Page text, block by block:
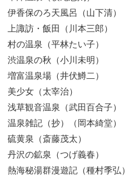
伊香保のろ天風呂（山下清）
上諏訪・飯田（川本三郎）
村の温泉（平林たい子）
渋温泉の秋（小川未明）
増富温泉場（井伏鱒二）
美少女（太宰治）
浅草観音温泉（武田百合子）
温泉雑記（抄）（岡本綺堂）
硫黄泉（斎藤茂太）
丹沢の鉱泉（つげ義春）
熱海秘湯群漫遊記（種村季弘）